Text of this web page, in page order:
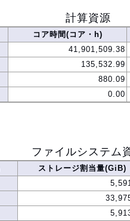
計算資源
コア時間(コア・h)
41,901,509.38
135,532.99
880.09
0.00
ファイルシステム
ストレージ割当量(GiB)